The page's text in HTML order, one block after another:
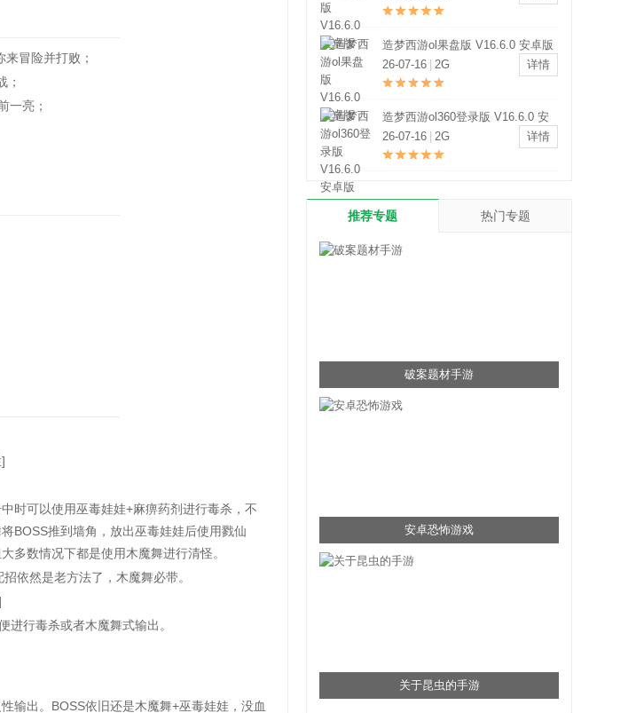
冒险并打败；
；
一亮；
可以使用巫毒娃娃+麻痹药剂进行毒杀，不
BOSS推到墙角，放出巫毒娃娃后使用戮仙
多数情况下都是使用木魔舞进行清怪。
依然是老方法了，木魔舞必带。
行毒杀或者木魔舞式输出。
出。BOSS依旧还是木魔舞+巫毒娃娃，没血
造梦西游ol果盘版 V16.6.0 安卓版
26-07-16 2G 详情
造梦西游ol360登录版 V16.6.0 安
卓版
26-07-16 2G 详情
推荐专题 热门专题
破案题材手游
安卓恐怖游戏
关于昆虫的手游